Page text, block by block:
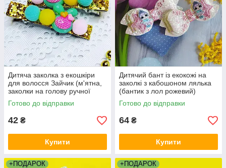
Дитяча заколка з екошкіри
для волосся Зайчик (м'ятна,
заколки на голову ручної
роботи, прикраси для
зачісок)
Готово до відправки
42 ₴
Купити
Дитячий бант із екокожі на
заколкі з кабошоном лялька
(бантик з лол рожевий)
Готово до відправки
64 ₴
Купити
+ПОДАРОК +ПОДАРОК